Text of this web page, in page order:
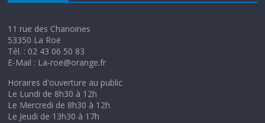
11 rue des Chanoines
53350 La Roë
Tél. : 02 43 06 50 83
E-Mail : La-roe@orange.fr
Horaires d'ouverture au public
Le Lundi de 8h30 à 12h
Le Mercredi de 8h30 à 12h
Le Jeudi de 13h30 à 17h